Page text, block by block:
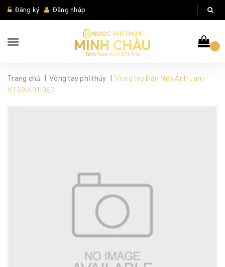
Đăng ký Đăng nhập
Trang chủ Vòng tay phỉ thúy
Vòng tay Bản Nếp Ánh Lam
VT59-K01-057